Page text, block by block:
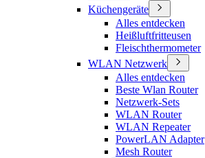
Küchengeräte
Alles entdecken
Heißluftfritteusen
Fleischthermometer
WLAN Netzwerk
Alles entdecken
Beste Wlan Router
Netzwerk-Sets
WLAN Router
WLAN Repeater
PowerLAN Adapter
Mesh Router